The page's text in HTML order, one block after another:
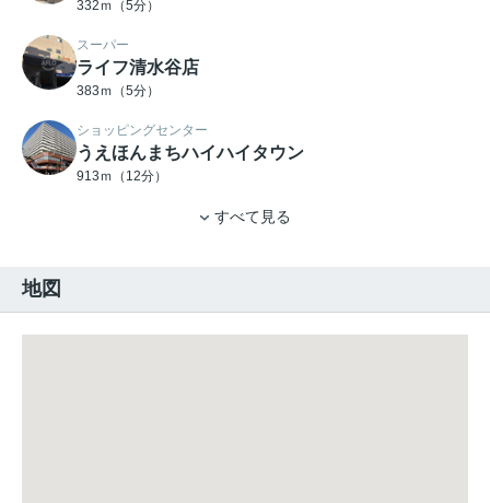
332ｍ（5分）
スーパー
ライフ清水谷店
383ｍ（5分）
ショッピングセンター
うえほんまちハイハイタウン
913ｍ（12分）
すべて見る
地図